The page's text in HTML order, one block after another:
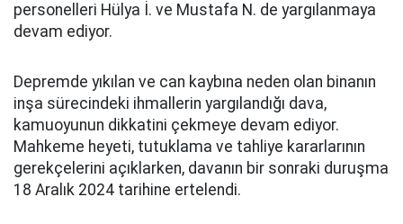
personelleri Hülya İ. ve Mustafa N. de yargılanmaya
devam ediyor.
Depremde yıkılan ve can kaybına neden olan binanın
inşa sürecindeki ihmallerin yargılandığı dava,
kamuoyunun dikkatini çekmeye devam ediyor.
Mahkeme heyeti, tutuklama ve tahliye kararlarının
gerekçelerini açıklarken, davanın bir sonraki duruşma
18 Aralık 2024 tarihine ertelendi.